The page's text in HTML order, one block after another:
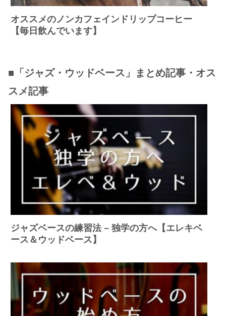
オススメのノンカフェインドリップコーヒー
【毎日飲んでいます】
■「ジャズ・ウッドベース」まとめ記事・オス
スメ記事
ジャズベースの練習法 – 独学の方へ【エレキベ
ース＆ウッドベース】